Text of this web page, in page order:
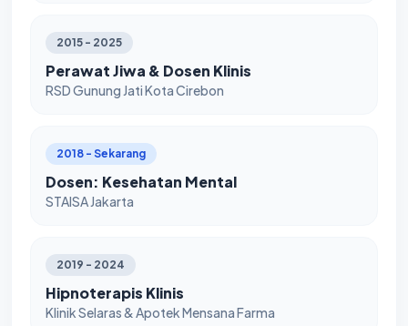
2015 - 2025
Perawat Jiwa & Dosen Klinis
RSD Gunung Jati Kota Cirebon
2018 - Sekarang
Dosen: Kesehatan Mental
STAISA Jakarta
2019 - 2024
Hipnoterapis Klinis
Klinik Selaras & Apotek Mensana Farma